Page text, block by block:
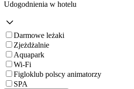
Udogodnienia w hotelu
Darmowe leżaki
Zjeżdżalnie
Aquapark
Wi-Fi
Figloklub polscy animatorzy
SPA